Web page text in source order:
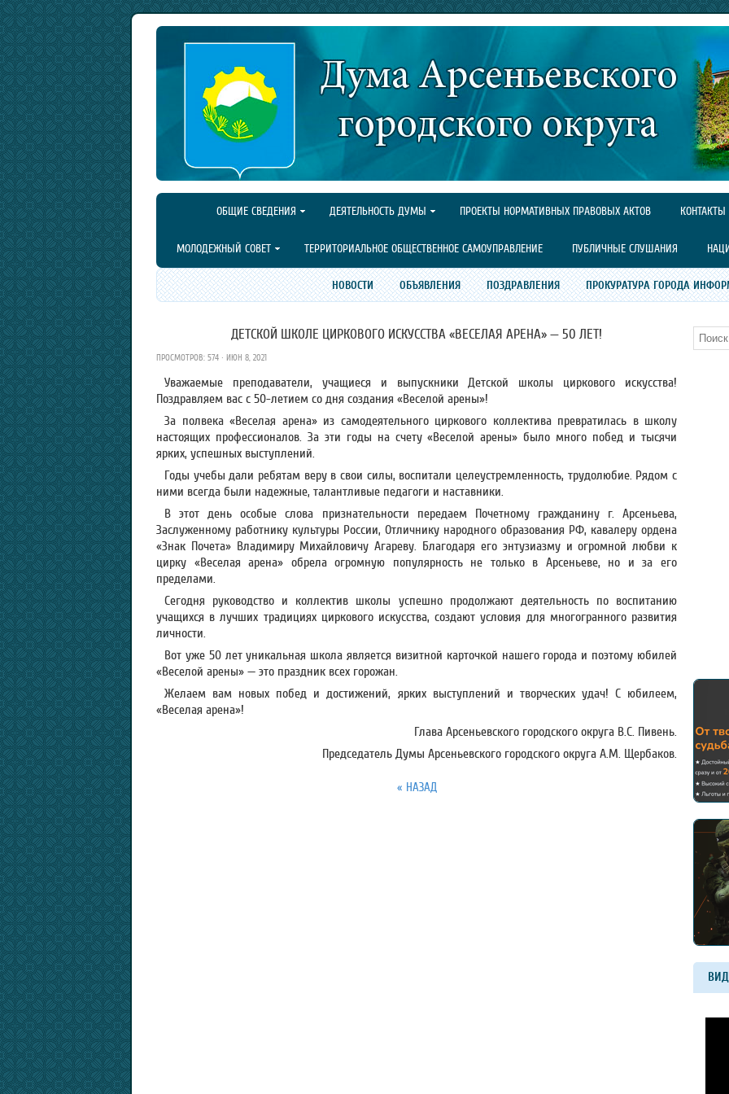
ОБЩИЕ СВЕДЕНИЯ ДЕЯТЕЛЬНОСТЬ ДУМЫ ПРОЕКТЫ НОРМАТИВНЫХ ПРАВОВЫХ АКТОВ КОНТАКТЫ
МОЛОДЕЖНЫЙ СОВЕТ ТЕРРИТОРИАЛЬНОЕ ОБЩЕСТВЕННОЕ САМОУПРАВЛЕНИЕ ПУБЛИЧНЫЕ СЛУШАНИЯ
НОВОСТИ ОБЪЯВЛЕНИЯ ПОЗДРАВЛЕНИЯ ПРОКУРАТУРА ГОРОДА
ДЕТСКОЙ ШКОЛЕ ЦИРКОВОГО ИСКУССТВА «ВЕСЕЛАЯ АРЕНА» — 50 ЛЕТ!
ПРОСМОТРОВ: 574 · ИЮН 8, 2021
Уважаемые преподаватели, учащиеся и выпускники Детской школы циркового искусства!
Поздравляем вас с 50-летием со дня создания «Веселой арены»!
За полвека «Веселая арена» из самодеятельного циркового коллектива превратилась в школу
настоящих профессионалов. За эти годы на счету «Веселой арены» было много побед и тысячи
ярких, успешных выступлений.
Годы учебы дали ребятам веру в свои силы, воспитали целеустремленность, трудолюбие. Рядом с
ними всегда были надежные, талантливые педагоги и наставники.
В этот день особые слова признательности передаем Почетному гражданину г. Арсеньева,
Заслуженному работнику культуры России, Отличнику народного образования РФ, кавалеру ордена
«Знак Почета» Владимиру Михайловичу Агареву. Благодаря его энтузиазму и огромной любви к
цирку «Веселая арена» обрела огромную популярность не только в Арсеньеве, но и за его
пределами.
Сегодня руководство и коллектив школы успешно продолжают деятельность по воспитанию
учащихся в лучших традициях циркового искусства, создают условия для многогранного развития
личности.
Вот уже 50 лет уникальная школа является визитной карточкой нашего города и поэтому юбилей
«Веселой арены» — это праздник всех горожан.
Желаем вам новых побед и достижений, ярких выступлений и творческих удач! С юбилеем,
«Веселая арена»!
Глава Арсеньевского городского округа В.С. Пивень.
Председатель Думы Арсеньевского городского округа А.М. Щербаков.
« НАЗАД
Поиск